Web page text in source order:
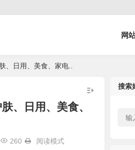
网
、日用、美食、家电..
、日用、美食、
260 阅读模式
搜索